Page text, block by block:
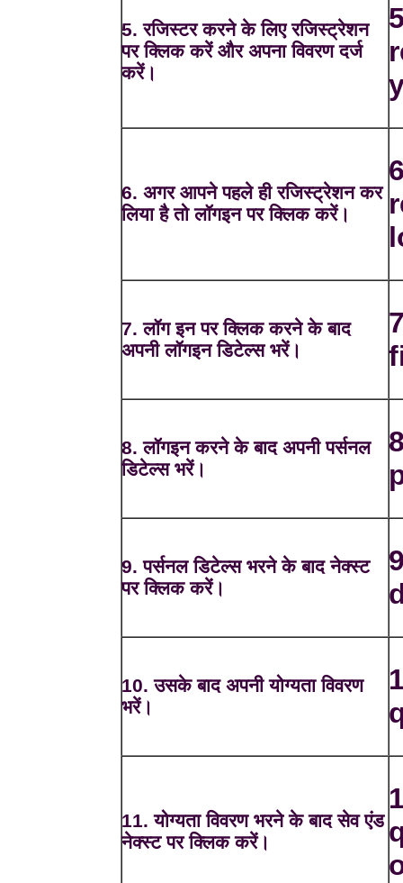
5. रजिस्टर करने के लिए रजिस्ट्रेशन
पर क्लिक करें और अपना विवरण दर्ज
करें।
6. अगर आपने पहले ही रजिस्ट्रेशन कर
लिया है तो लॉगइन पर क्लिक करें।
7. लॉग इन पर क्लिक करने के बाद
अपनी लॉगइन डिटेल्स भरें।
8. लॉगइन करने के बाद अपनी पर्सनल
डिटेल्स भरें।
9. पर्सनल डिटेल्स भरने के बाद नेक्स्ट
पर क्लिक करें।
10. उसके बाद अपनी योग्यता विवरण
भरें।
11. योग्यता विवरण भरने के बाद सेव एंड
नेक्स्ट पर क्लिक करें।